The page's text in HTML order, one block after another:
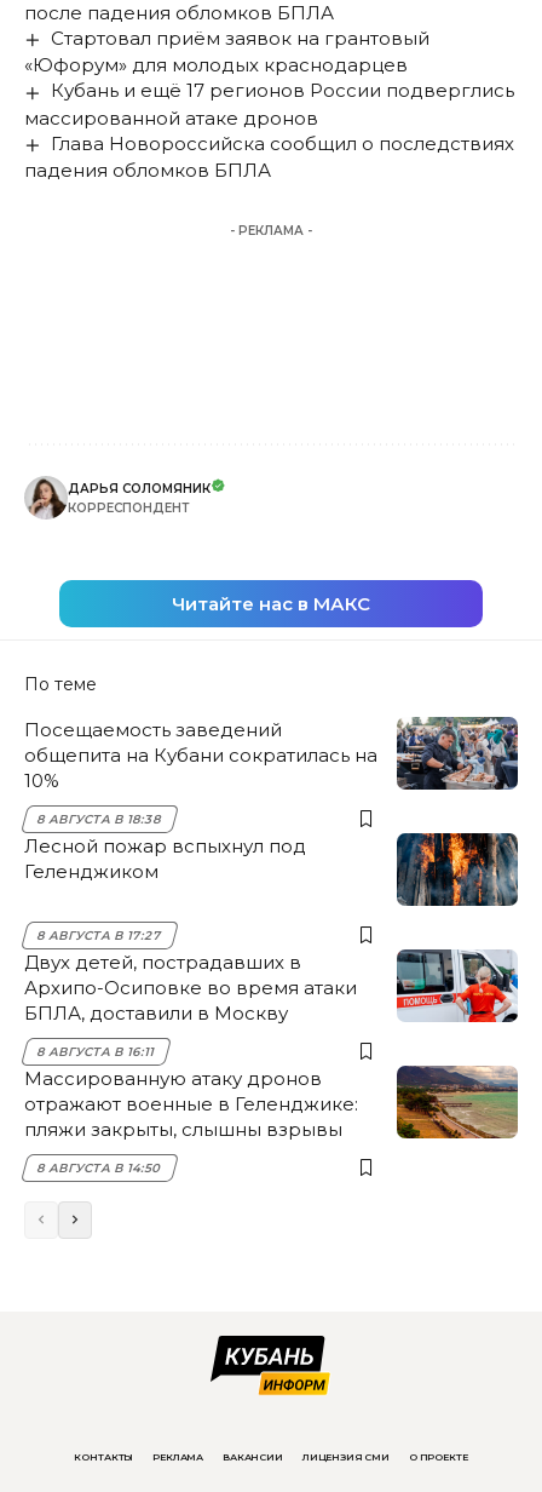
после падения обломков БПЛА
Стартовал приём заявок на грантовый
«Юфорум» для молодых краснодарцев
Кубань и ещё 17 регионов России подверглись
массированной атаке дронов
Глава Новороссийска сообщил о последствиях
падения обломков БПЛА
- РЕКЛАМА -
ДАРЬЯ СОЛОМЯНИК
КОРРЕСПОНДЕНТ
Читайте нас в МАКС
По теме
Посещаемость заведений
общепита на Кубани сократилась на
10%
8 АВГУСТА В 18:38
Лесной пожар вспыхнул под
Геленджиком
8 АВГУСТА В 17:27
Двух детей, пострадавших в
Архипо-Осиповке во время атаки
БПЛА, доставили в Москву
8 АВГУСТА В 16:11
Массированную атаку дронов
отражают военные в Геленджике:
пляжи закрыты, слышны взрывы
8 АВГУСТА В 14:50
КОНТАКТЫ РЕКЛАМА ВАКАНСИИ ЛИЦЕНЗИЯ СМИ О ПРОЕКТЕ